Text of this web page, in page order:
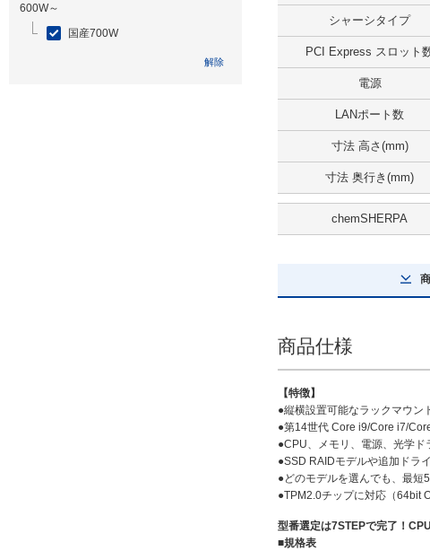
600W～
国産700W
解除
シャーシタイプ
PCI Express スロット
電源
LANポート数
寸法 高さ(mm)
寸法 奥行き(mm)
chemSHERPA
商品仕様
【特徴】
●縦横設置可能なラックマウン
●第14世代 Core i9/Core i7/
●CPU、メモリ、電源、光学ド
●SSD RAIDモデルや追加ドラ
●どのモデルを選んでも、最短5
●TPM2.0チップに対応（64bit
型番選定は7STEPで完了！
■規格表